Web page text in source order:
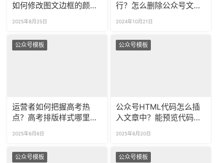
如何修改图文边框的颜
2025年8月25日
行？怎么删除公众号文章
2024年10月21日
公众号模板
运营者如何把握高考热
点？高考排版样式哪里
2025年6月6日
公众号模板
公众号HTML代码怎么插
入文章中？能预览代码的
2025年6月20日
公众号模板 公众号模板